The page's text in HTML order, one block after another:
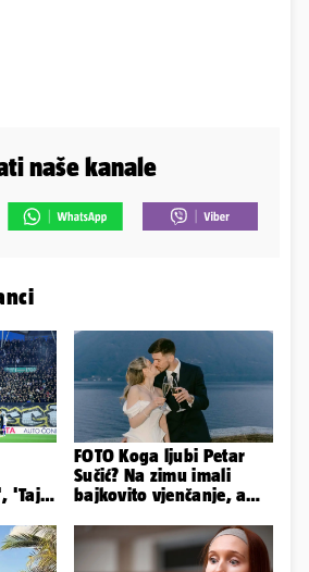
naše kanale
'Taj
FOTO Koga ljubi Petar
Sučić? Na zimu imali
bajkovito vjenčanje, a
sin!